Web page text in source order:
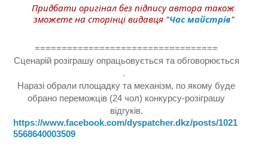
Придбати оригінал без підпису автора також
зможете на сторінці видавця "Час майстрів"
==================================
Сценарій розіграшу опрацьовується та обговорюється
.
Наразі обрали площадку та механізм, по якому буде
обрано переможців (24 чол) конкурсу-розіграшу
відгуків.
https://www.facebook.com/dyspatcher.dkz/posts/1021
5568640003509